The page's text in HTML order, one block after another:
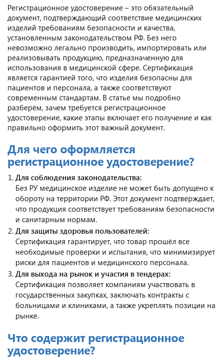
Регистрационное удостоверение – это обязательный
документ, подтверждающий соответствие медицинских
изделий требованиям безопасности и качества,
установленным законодательством РФ. Без него
невозможно легально производить, импортировать или
реализовывать продукцию, предназначенную для
использования в медицинской сфере. Сертификация
является гарантией того, что изделия безопасны для
пациентов и персонала, а также соответствуют
современным стандартам. В статье мы подробно
разберём, зачем требуется регистрационное
удостоверение, какие этапы включает его получение и как
правильно оформить этот важный документ.
Для чего оформляется
регистрационное удостоверение?
Для соблюдения законодательства:
Без РУ медицинское изделие не может быть допущено к
обороту на территории РФ. Этот документ подтверждает,
что продукция соответствует требованиям безопасности
и санитарным нормам.
Для защиты здоровья пользователей:
Сертификация гарантирует, что товар прошёл все
необходимые проверки и испытания, что минимизирует
риски для пациентов и медицинского персонала.
Для выхода на рынок и участия в тендерах:
Сертификация позволяет компаниям участвовать в
государственных закупках, заключать контракты с
больницами и клиниками, а также укреплять позиции на
рынке.
Что содержит регистрационное
удостоверение?